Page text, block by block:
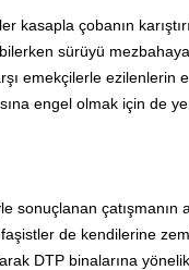
kasapla çobanın
sürüyü
emekçilerle ezilenlerin
engel olmak için de
sonuçlanan çatışmanın
de kendilerine
DTP binalarına